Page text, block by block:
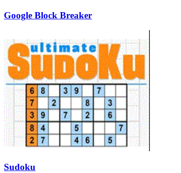
Google Block Breaker
Sudoku